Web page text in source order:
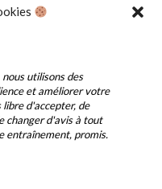
utilisons des
et améliorer votre
d'accepter, de
changer d'avis à tout
entraînement, promis.
Bondues
– 20h15
– 13h00